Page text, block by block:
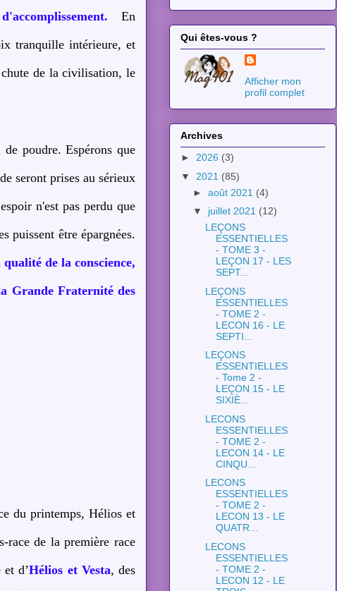
En
tranquille intérieure, et
de la civilisation, le
poudre. Espérons que
seront prises au sérieux
n'est pas perdu que
puissent être épargnées.
qualité de la conscience,
Grande Fraternité des
du printemps, Hélios et
race de la première race
et d’Hélios et Vesta, des
Qui êtes-vous ?
Afficher mon
profil complet
Archives
► 2026 (3)
▼ 2021 (85)
► août 2021 (4)
▼ juillet 2021 (12)
LEÇONS
ESSENTIELLES
- TOME 3 -
LEÇON 17 - LES
SEPT...
LEÇONS
ESSENTIELLES
- TOME 2 -
LECON 16 - LE
SEPTI...
LEÇONS
ESSENTIELLES
- Tome 2 -
LEÇON 15 - LE
SIXIÈ...
LECONS
ESSENTIELLES
- TOME 2 -
LECON 14 - LE
CINQU...
LECONS
ESSENTIELLES
- TOME 2 -
LECON 13 - LE
QUATR...
LECONS
ESSENTIELLES
- TOME 2 -
LECON 12 - LE